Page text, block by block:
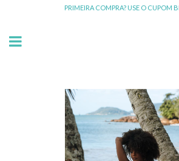
PRIMEIRA COMPRA? USE O CUPOM